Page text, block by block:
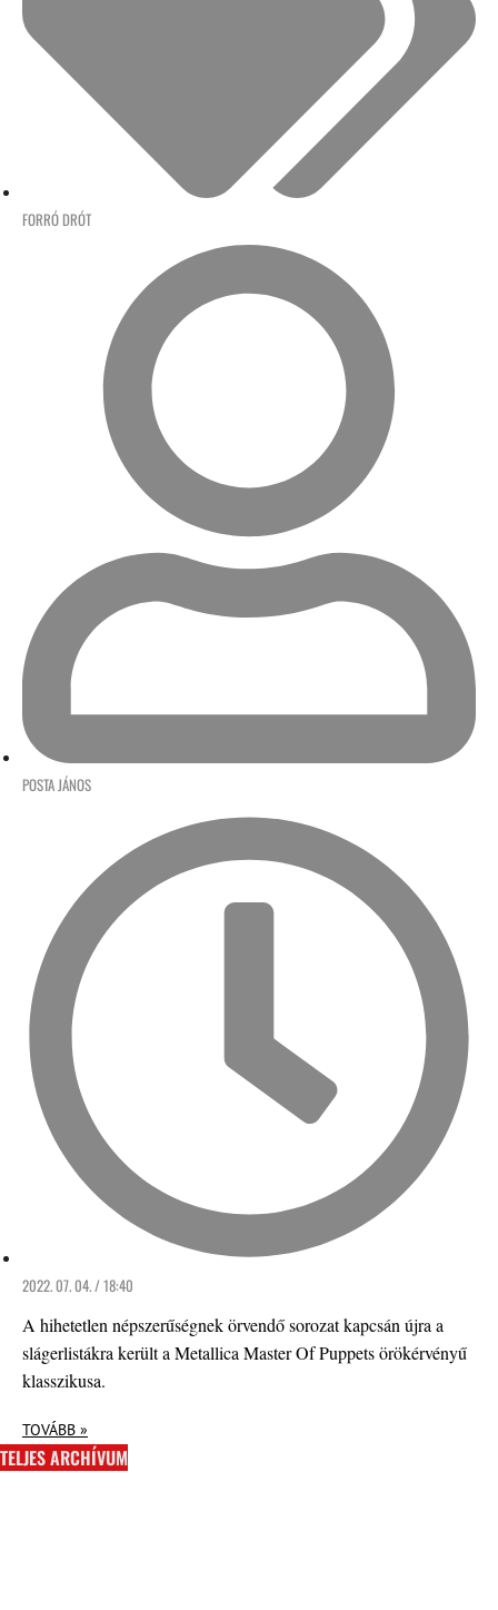
FORRÓ DRÓT
POSTA JÁNOS
2022. 07. 04. / 18:40
A hihetetlen népszerűségnek örvendő sorozat kapcsán újra a
slágerlistákra került a Metallica Master Of Puppets örökérvényű
klasszikusa.
TOVÁBB »
TELJES ARCHÍVUM